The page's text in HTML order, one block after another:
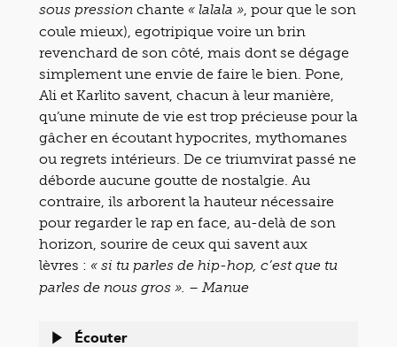
sous pression chante « lalala » , pour que le son
coule mieux), egotripique voire un brin
revenchard de son côté, mais dont se dégage
simplement une envie de faire le bien. Pone,
Ali et Karlito savent, chacun à leur manière,
qu’une minute de vie est trop précieuse pour la
gâcher en écoutant hypocrites, mythomanes
ou regrets intérieurs. De ce triumvirat passé ne
déborde aucune goutte de nostalgie. Au
contraire, ils arborent la hauteur nécessaire
pour regarder le rap en face, au-delà de son
horizon, sourire de ceux qui savent aux
lèvres : « si tu parles de hip-hop, c’est que tu
parles de nous gros ». – Manue
Écouter